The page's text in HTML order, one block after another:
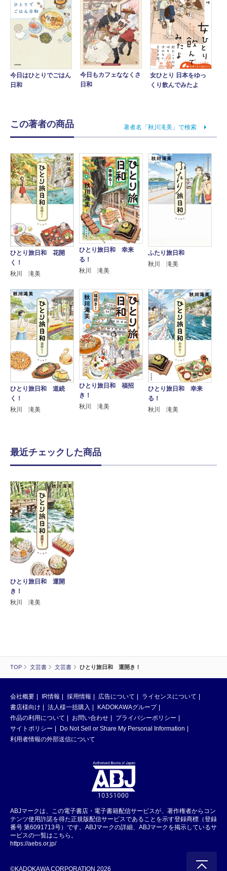
TOP 文芸書 文芸書 ひとり旅日和 運開き！
今日はひとりでごはん
日和
今日もカフェななくさ
日和
女ひとり 日本をゆっ
くり飲んでみたよ
この著者の商品 著者名「秋川滝美」で検索
ひとり旅日和 花開
く！
秋川 滝美
ひとり旅日和 幸来
る！
秋川 滝美
ふたり旅日和
秋川 滝美
ひとり旅日和 道続
く！
秋川 滝美
ひとり旅日和 福招
き！
秋川 滝美
ひとり旅日和 幸来
る！
秋川 滝美
最近チェックした商品
ひとり旅日和 運開
き！
秋川 滝美
会社概要 IR情報 採用情報 広告について
ライセンスについて
書店様向け
法人様一括購入
KADOKAWAグループ
作品の利用について
お問い合わせ
プライバシーポリシー
サイトポリシー
Do Not Sell or Share My Personal Information
利用者情報の外部送信について
ABJマークは、この電子書店・電子書籍配信サービスが、著作権者からコン
テンツ使用許諾を得た正規版配信サービスであることを示す登録商標（登録
番号 第6091713号）です。ABJマークの詳細、ABJマークを掲示しているサ
ービスの一覧はこちら。
https://aebs.or.jp/
©KADOKAWA CORPORATION 2026